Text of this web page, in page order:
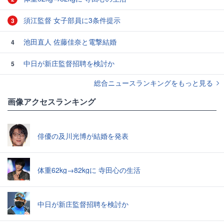
3 須江監督 女子部員に3条件提示
4 池田直人 佐藤佳奈と電撃結婚
5
中日が新庄監督招聘を検討か
総合ニュースランキングをもっと見る
画像アクセスランキング
俳優の及川光博が結婚を発表
体重62kg→82kgに 寺田心の生活
中日が新庄監督招聘を検討か